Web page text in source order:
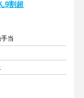
9割超
当